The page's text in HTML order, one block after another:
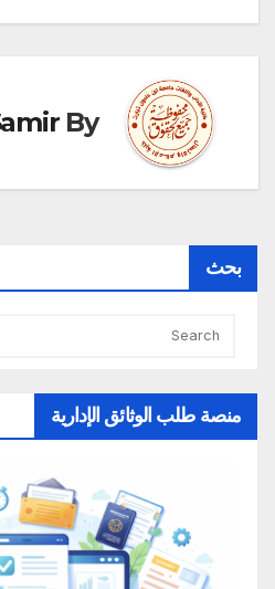
By
بحث
منصة طلب الوثائق الإدارية